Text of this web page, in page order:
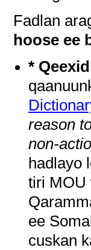
Fadlan
hoose ee
*
reason
non-
hadlayo
tiri MOU
ee
cuskan